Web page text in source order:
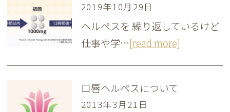
2019年10月29日
ヘルペスを 繰り返しているけど
仕事や学…[read more]
口唇ヘルペスについて
2013年3月21日